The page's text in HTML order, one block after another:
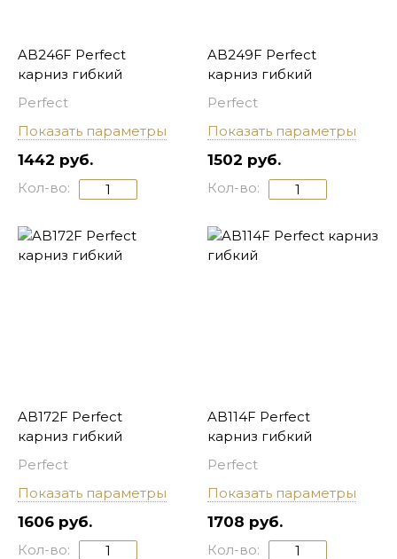
AB246F Perfect
карниз гибкий
Perfect
Показать параметры
1442 руб.
Кол-во:
AB249F Perfect
карниз гибкий
Perfect
Показать параметры
1502 руб.
Кол-во:
AB172F Perfect
карниз гибкий
Perfect
Показать параметры
1606 руб.
Кол-во:
AB114F Perfect
карниз гибкий
Perfect
Показать параметры
1708 руб.
Кол-во: